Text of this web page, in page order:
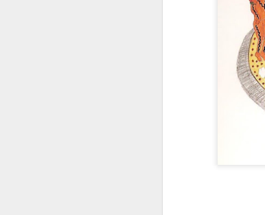
S.P., Companhia das Letras,
Jean-Claude Carriére e Milos
Um caso raro de literatura que
brota do cinema, que por sua